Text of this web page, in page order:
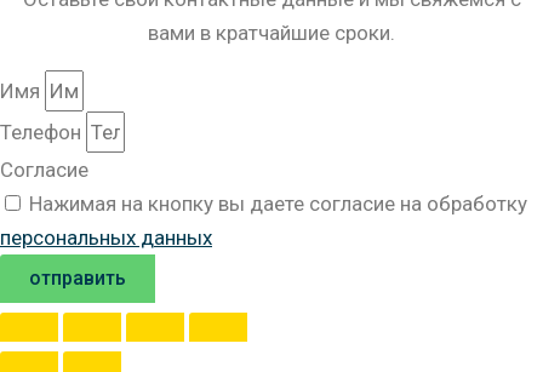
вами в кратчайшие сроки.
Имя
Телефон
Согласие
Нажимая на кнопку вы даете согласие на обработку
персональных данных
отправить